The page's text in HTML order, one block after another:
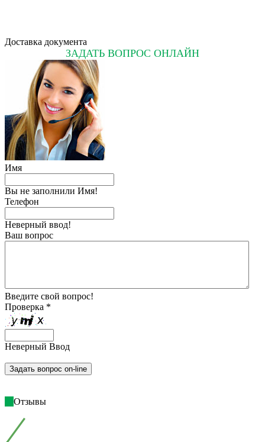
Доставка документа
ЗАДАТЬ ВОПРОС ОНЛАЙН
Имя
Вы не заполнили Имя!
Телефон
Неверный ввод!
Ваш вопрос
Введите свой вопрос!
Проверка *
Неверный Ввод
Отзывы